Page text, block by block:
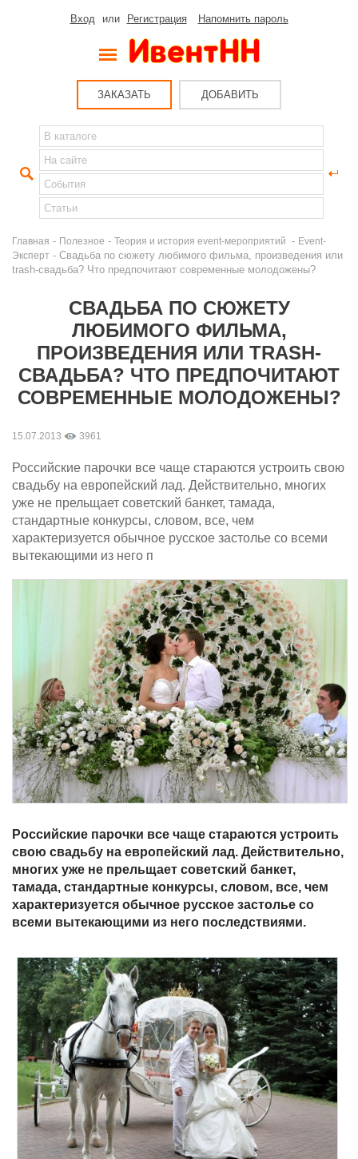
Вход или Регистрация Напомнить пароль
ЗАКАЗАТЬ ДОБАВИТЬ
Главная - Полезное - Теория и история event-мероприятий - Event-
Эксперт - Свадьба по сюжету любимого фильма, произведения или
trash-свадьба? Что предпочитают современные молодожены?
СВАДЬБА ПО СЮЖЕТУ
ЛЮБИМОГО ФИЛЬМА,
ПРОИЗВЕДЕНИЯ ИЛИ TRASH-
СВАДЬБА? ЧТО ПРЕДПОЧИТАЮТ
СОВРЕМЕННЫЕ МОЛОДОЖЕНЫ?
15.07.2013 3961
Российские парочки все чаще стараются устроить свою
свадьбу на европейский лад. Действительно, многих
уже не прельщает советский банкет, тамада,
стандартные конкурсы, словом, все, чем
характеризуется обычное русское застолье со всеми
вытекающими из него п
Российские парочки все чаще стараются устроить
свою свадьбу на европейский лад. Действительно,
многих уже не прельщает советский банкет,
тамада, стандартные конкурсы, словом, все, чем
характеризуется обычное русское застолье со
всеми вытекающими из него последствиями.